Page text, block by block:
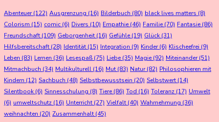
Abenteuer(122) Ausgrenzung (16) Bilderbuch (80) black lives matters (8)
Colorism (15) comic (6) Divers (10) Empathie(46) Familie(70) Fantasie(86)
Freundschaft (109) Geborgenheit (16) Gefühle(19) Glück (31)
Hilfsbereitschaft (28) Identität (15) Integration (9) Kinder(6) Klischeefrei (9)
Leben (83) Lernen (36) Lesespaß (75) Liebe(35) Magie(92) Miteinander(51)
Mitmachbuch (34) Multikulturell (16) Mut (83) Natur(82) Philosophieren mit
Kindern (12) Sachbuch (48) Selbstbewusstsein (20) Selbstwert (14)
Silentbook (6) Sinnesschulung (8) Tiere(86) Tod (16) Toleranz (17) Umwelt
(6) umweltschutz (16) Unterricht (27) Vielfalt (40) Wahrnehmung (36)
weihnachten (20) Zusammenhalt (45)